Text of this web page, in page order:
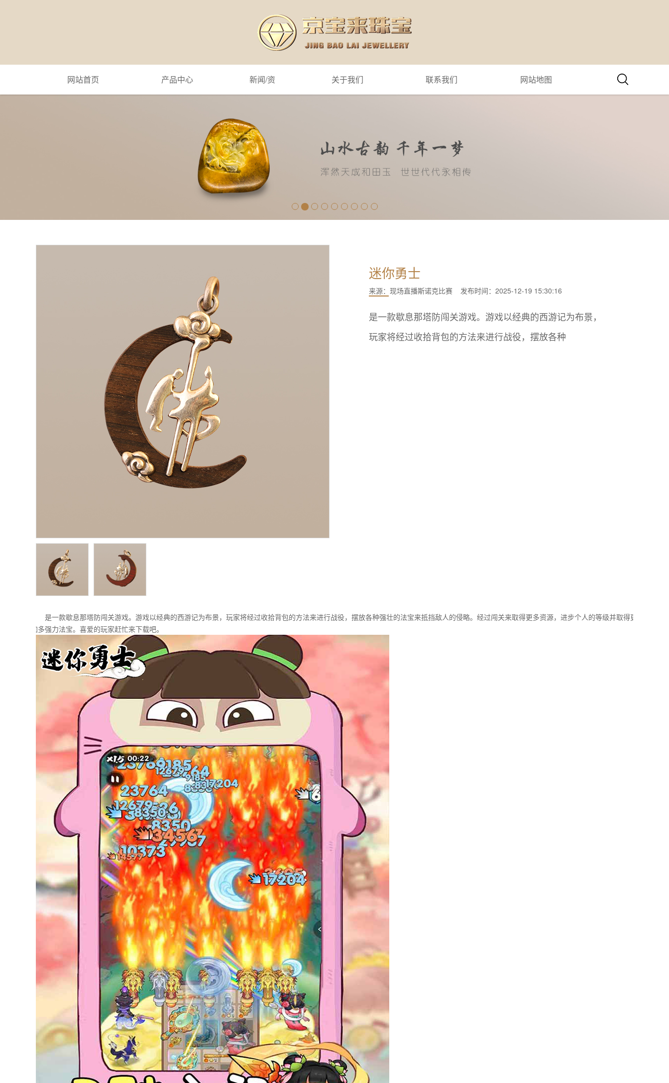
网站首页 产品中心 新闻/资 关于我们 联系我们 网站地图
迷你勇士
来源： 现场直播斯诺克比赛 发布时间：2025-12-19 15:30:16
是一款歇息那塔防闯关游戏。游戏以经典的西游记为布景，
玩家将经过收拾背包的方法来进行战役，摆放各种
是一款歇息那塔防闯关游戏。游戏以经典的西游记为布景，玩家将经过收拾背包的方法来进行战役，摆放各种强壮的法宝来抵挡敌人的侵略。经过闯关来取得更多资源，进步个人的等级并取得更
加多强力法宝。喜爱的玩家赶忙来下载吧。